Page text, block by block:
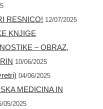
RESNICO! 12/07/2025
KNJIGE
– OBRAZ,
10/06/2025
04/06/2025
MEDICINA IN
05/2025